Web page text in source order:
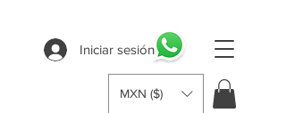
MXN ($)
Iniciar sesión